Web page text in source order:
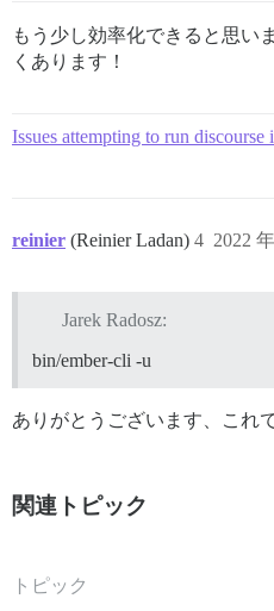
もう少し効率化できると思い
くあります！
Issues attempting to run
reinier (Reinier Ladan) 2022
4
Jarek Radosz:
bin/ember-cli -u
ありがとうございます、これ
関連トピック
トピック